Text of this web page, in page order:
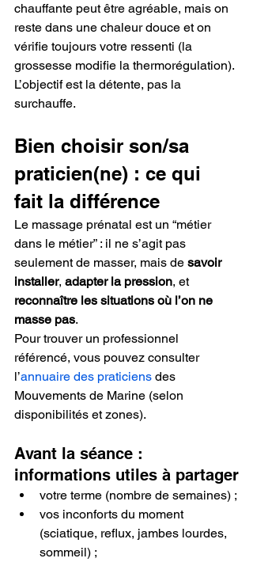
chauffante peut être agréable, mais on
reste dans une chaleur douce et on
vérifie toujours votre ressenti (la
grossesse modifie la thermorégulation).
L’objectif est la détente, pas la
surchauffe.
Bien choisir son/sa
praticien(ne) : ce qui
fait la différence
Le massage prénatal est un “métier
dans le métier” : il ne s’agit pas
seulement de masser, mais de savoir
installer, adapter la pression, et
reconnaître les situations où l’on ne
masse pas.
Pour trouver un professionnel
référencé, vous pouvez consulter
l’annuaire des praticiens des
Mouvements de Marine (selon
disponibilités et zones).
Avant la séance :
informations utiles à partager
votre terme (nombre de semaines) ;
vos inconforts du moment
(sciatique, reflux, jambes lourdes,
sommeil) ;